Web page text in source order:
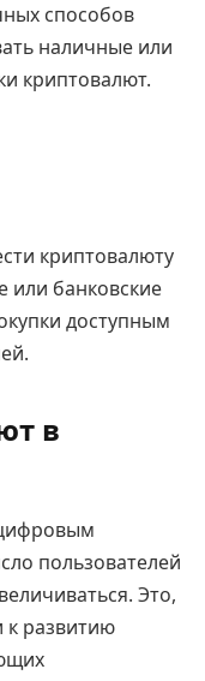
способов
наличные или
криптовалют.
криптовалюту
или банковские
доступным
в
пользователей
Это,
к развитию